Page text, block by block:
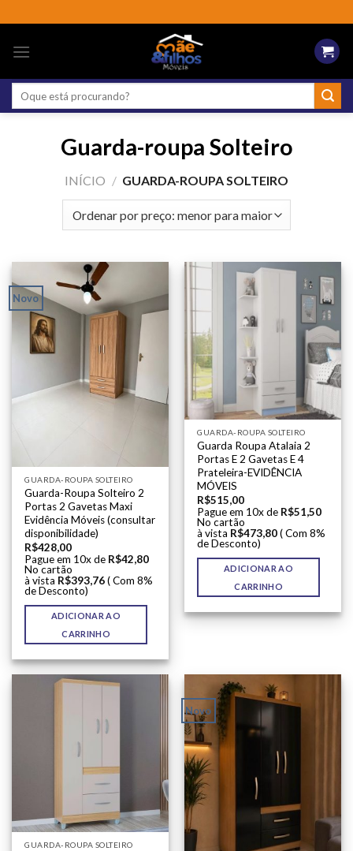
to
content
Pesquisar
Guarda-roupa Solteiro
INÍCIO / GUARDA-ROUPA SOLTEIRO
Novo
GUARDA-ROUPA SOLTEIRO
Guarda-Roupa Solteiro 2
Portas 2 Gavetas Maxi
Evidência Móveis (consultar
disponibilidade)
R$428,00
Pague em 10x de R$42,80
No cartão
à vista R$393,76( Com 8%
de Desconto)
ADICIONAR AO
CARRINHO
GUARDA-ROUPA SOLTEIRO
Guarda Roupa Atalaia 2
Portas E 2 Gavetas E 4
Prateleira-EVIDÊNCIA
MÓVEIS
R$515,00
Pague em 10x de R$51,50
No cartão
à vista R$473,80( Com 8%
de Desconto)
ADICIONAR AO
CARRINHO
GUARDA-ROUPA SOLTEIRO
Novo